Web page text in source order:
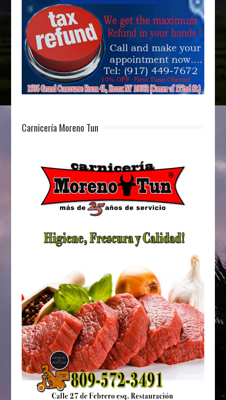
Carnicería Moreno Tun